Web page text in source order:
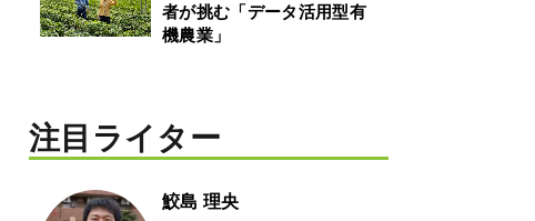
者が挑む「データ活用型有
機農業」
注目ライター
鮫島 理央